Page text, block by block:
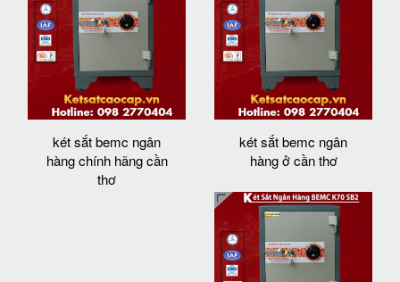
két sắt bemc ngân
hàng chính hãng cần
thơ
két sắt bemc ngân
hàng ở cần thơ